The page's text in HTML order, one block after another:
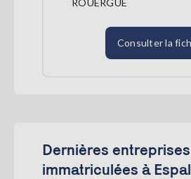
ROUERGUE
Consulter la
Dernières entreprises
immatriculées à